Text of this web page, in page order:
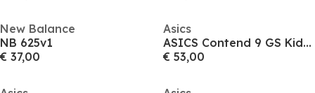
New Balance
NB 625v1
€ 37,00
Asics
ASICS Contend 9 GS Kids Road Running Shoes
€ 53,00